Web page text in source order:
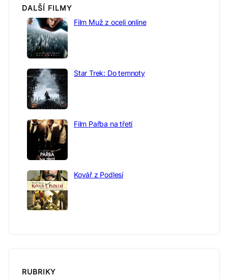
DALŠÍ FILMY
Film Muž z oceli online
Star Trek: Do temnoty
Film Pařba na třetí
Kovář z Podlesí
RUBRIKY